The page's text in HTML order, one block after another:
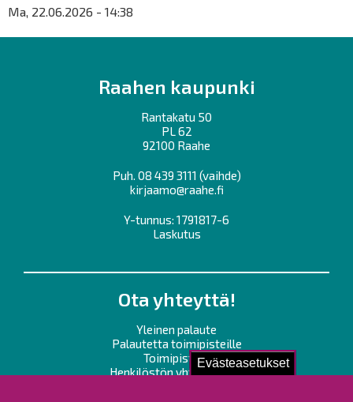
Evästeasetukset
Ma, 22.06.2026 - 14:38
Raahen kaupunki
Rantakatu 50
PL 62
92100 Raahe
Puh. 08 439 3111 (vaihde)
kirjaamo@raahe.fi
Y-tunnus: 1791817-6
Laskutus
Ota yhteyttä!
Yleinen palaute
Palautetta toimipisteille
Toimipisteet
Henkilöstön yhteystiedot